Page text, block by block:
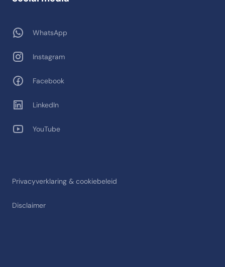
Privacyverklaring & cookiebeleid
Disclaimer
WhatsApp
Instagram
Facebook
LinkedIn
YouTube